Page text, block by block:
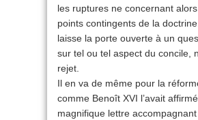
les ruptures ne concernant
points contingents de la
laisse la porte ouverte à un
sur tel ou tel aspect du concile,
rejet.
Il en va de même pour la
comme Benoît XVI l’avait
magnifique lettre